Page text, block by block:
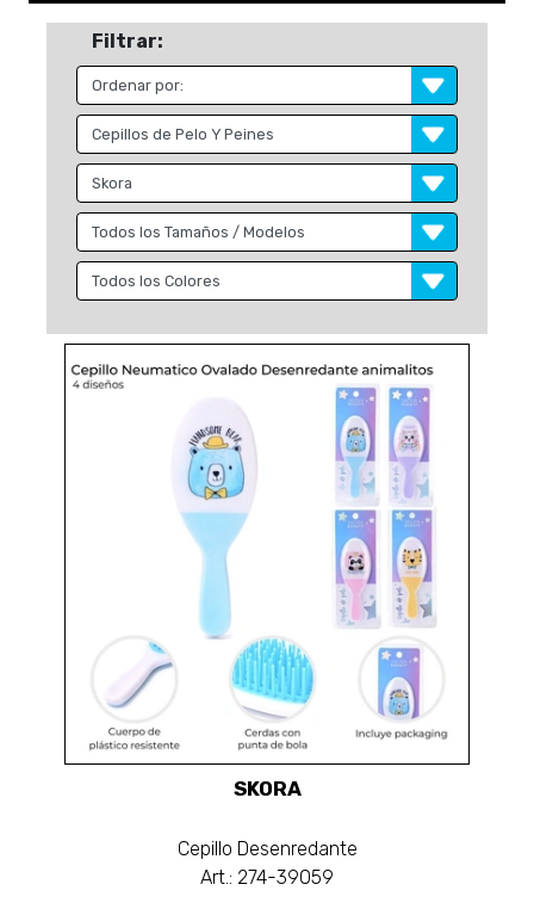
Filtrar:
SKORA
Cepillo Desenredante
Art.: 274-39059